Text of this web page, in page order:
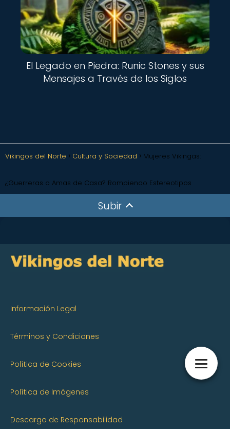
El Legado en Piedra: Runic Stones y sus
Mensajes a Través de los Siglos
Vikingos del Norte Cultura y Sociedad Mujeres Vikingas:
¿Guerreras o Amas de Casa? Rompiendo Estereotipos
Subir
Información Legal
Términos y Condiciones
Política de Cookies
Política de Imágenes
Descargo de Responsabilidad